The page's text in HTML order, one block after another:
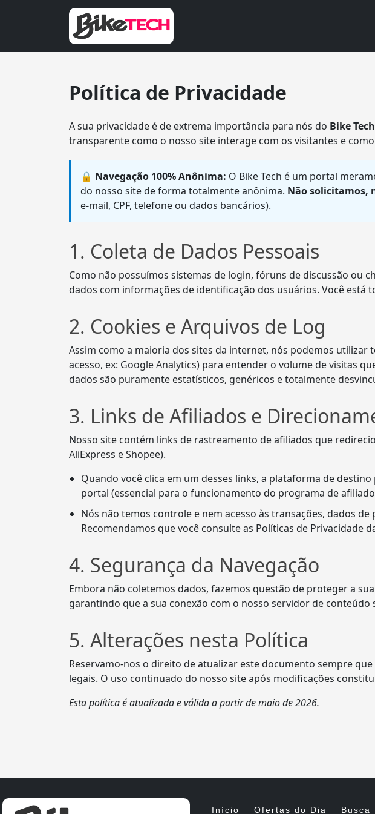
Política de Privacidade
A sua privacidade é de extrema importância para nós do Bike Tech
transparente como o nosso site interage com os visitantes e
🔒 Navegação 100% Anônima: O Bike Tech é um portal
do nosso site de forma totalmente anônima. Não solicitamos,
e-mail, CPF, telefone ou dados bancários).
1. Coleta de Dados Pessoais
Como não possuímos sistemas de login, fóruns de discussão ou
dados com informações de identificação dos usuários. Você
2. Cookies e Arquivos de Log
Assim como a maioria dos sites da internet, nós podemos
acesso, ex: Google Analytics) para entender o volume de visitas
dados são puramente estatísticos, genéricos e totalmente
3. Links de Afiliados e
Nosso site contém links de rastreamento de afiliados que
AliExpress e Shopee).
Quando você clica em um desses links, a plataforma de
portal (essencial para o funcionamento do programa de
Nós não temos controle e nem acesso às transações, dados
Recomendamos que você consulte as Políticas de
4. Segurança da Navegação
Embora não coletemos dados, fazemos questão de proteger a
garantindo que a sua conexão com o nosso servidor de
5. Alterações nesta Política
Reservamo-nos o direito de atualizar este documento sempre
legais. O uso continuado do nosso site após modificações
Esta política é atualizada e válida a partir de maio de 2026.
Início Ofertas do Dia Busca